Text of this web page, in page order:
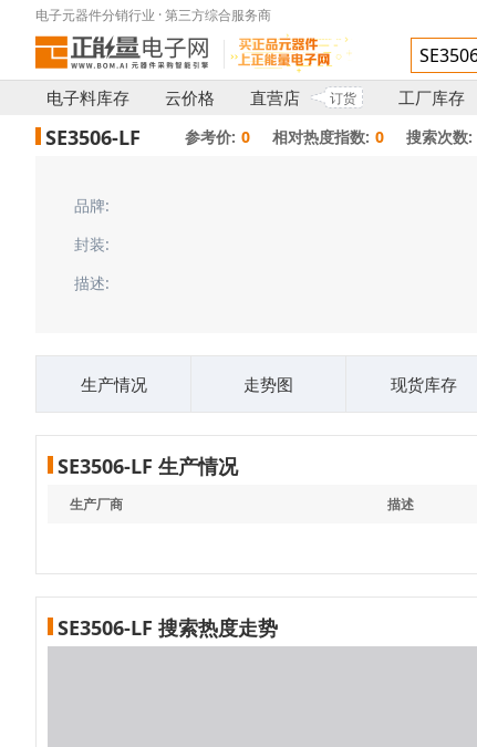
电子元器件分销行业 · 第三方综合服务商
电子料库存 云价格 直营店 订货 工厂库存
SE3506-LF 参考价: 0 相对热度指数: 0 搜索次数:
品牌:
封装:
描述:
生产情况 走势图 现货库存
SE3506-LF 生产情况
生产厂商 描述
SE3506-LF 搜索热度走势